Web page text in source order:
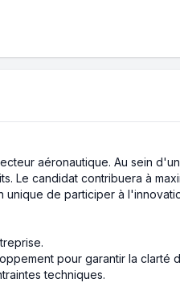
aéronautique. Au sein
candidat contribuera à
de participer à
pour garantir la clarté
techniques.